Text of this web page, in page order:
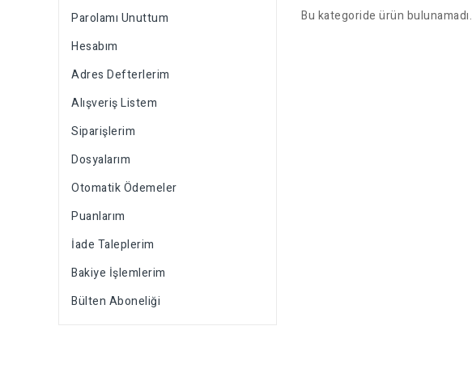
Parolamı Unuttum
Hesabım
Adres Defterlerim
Alışveriş Listem
Siparişlerim
Dosyalarım
Otomatik Ödemeler
Puanlarım
İade Taleplerim
Bakiye İşlemlerim
Bülten Aboneliği
Bu kategoride ürün bulunamadı.